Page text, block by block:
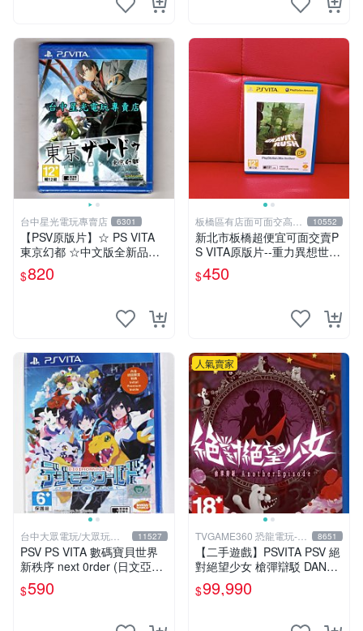
台中星光電玩專賣店 6301
【PSV原版片】☆ PS VITA
東京幻都 ☆中文版全新品
【台中星光電玩】
$820
板橋區有店面可面交高價
回收電玩
10552
新北市板橋超便宜可面交賣P
S VITA原版片--重力異想世界
中文版~~實體店面可面交
$450
台中大眾電玩/大眾玩具
店
11527
PSV PS VITA 數碼寶貝世界
新秩序 next 0rder (日文亞版)
**(全新商品)【台中大眾電
玩】
$590
人氣賣家
TVGAME360 恐龍電玩-台
中店
8651
【二手遊戲】PSVITA PSV 絕
對絕望少女 槍彈辯駁 DANGA
NRONPA ANOTHER EPISO
DE 中文版
$99,990